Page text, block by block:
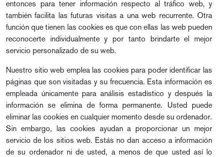
entonces para tener información respecto al tráfico web, y
también facilita las futuras visitas a una web recurrente. Otra
función que tienen las cookies es que con ellas las web pueden
reconocerte individualmente y por tanto brindarte el mejor
servicio personalizado de su web.
Nuestro sitio web emplea las cookies para poder identificar las
páginas que son visitadas y su frecuencia. Esta información es
empleada únicamente para análisis estadístico y después la
información se elimina de forma permanente. Usted puede
eliminar las cookies en cualquier momento desde su ordenador.
Sin embargo, las cookies ayudan a proporcionar un mejor
servicio de los sitios web. Estás no dan acceso a información
de su ordenador ni de usted, a menos de que usted así lo